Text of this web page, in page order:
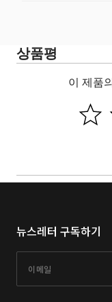
상품평
이 제품
뉴스레터 구독하기